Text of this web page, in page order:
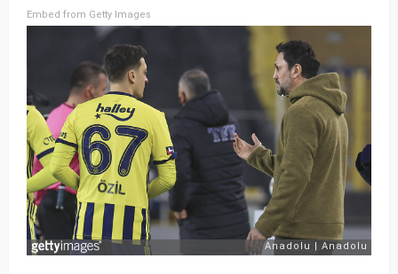
Embed from Getty Images